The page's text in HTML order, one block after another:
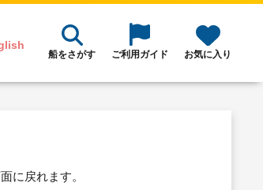
船をさがす ご利用ガイド お気に入り
に戻れます。